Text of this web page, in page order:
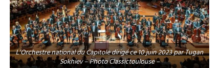
L’Orchestre national du Capitole dirigé ce 10 juin 2023 par Tugan
Sokhiev – Photo Classictoulouse –